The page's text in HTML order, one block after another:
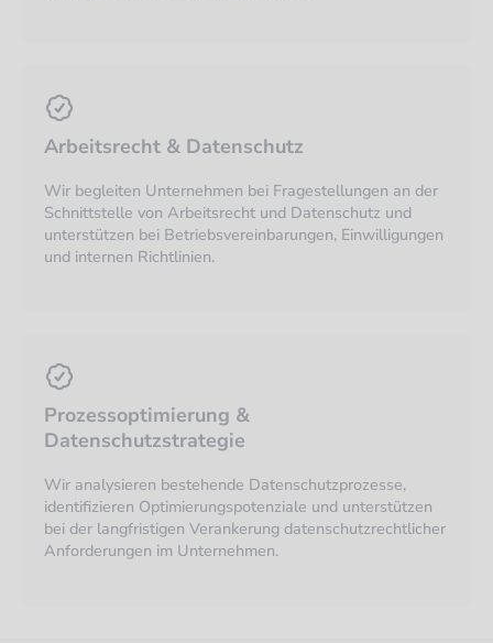
Arbeitsrecht & Datenschutz
Wir begleiten Unternehmen bei Fragestellungen an der
Schnittstelle von Arbeitsrecht und Datenschutz und
unterstützen bei Betriebsvereinbarungen, Einwilligungen
und internen Richtlinien.
Prozessoptimierung &
Datenschutzstrategie
Wir analysieren bestehende Datenschutzprozesse,
identifizieren Optimierungspotenziale und unterstützen
bei der langfristigen Verankerung datenschutzrechtlicher
Anforderungen im Unternehmen.